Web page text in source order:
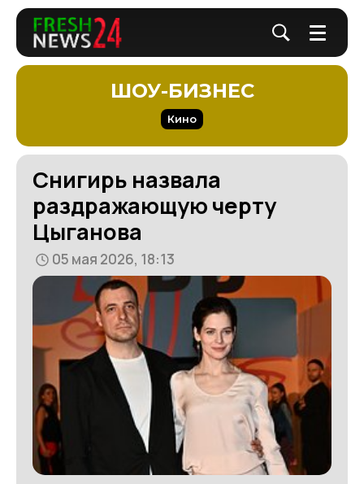
ШОУ-БИЗНЕС
Кино
Снигирь назвала
раздражающую черту
Цыганова
05 мая 2026, 18:13